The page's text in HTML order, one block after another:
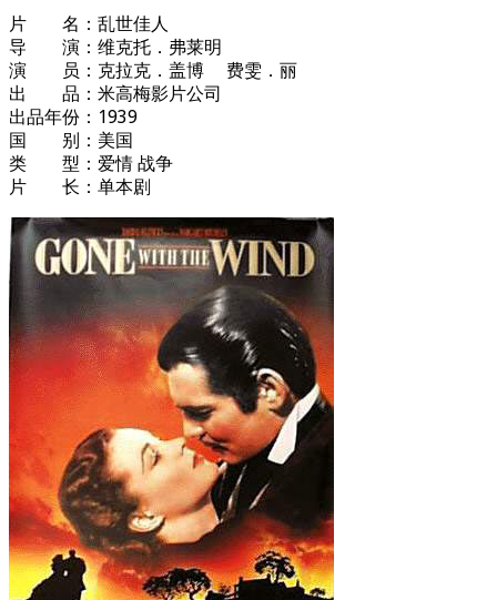
片 名：乱世佳人
导 演：维克托．弗莱明
演 员：克拉克．盖博 费雯．丽
出 品：米高梅影片公司
出品年份：1939
国 别：美国
类 型：爱情 战争
片 长：单本剧